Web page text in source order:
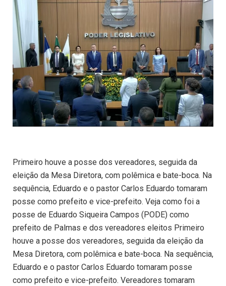
Primeiro houve a posse dos vereadores, seguida da
eleição da Mesa Diretora, com polêmica e bate-boca. Na
sequência, Eduardo e o pastor Carlos Eduardo tomaram
posse como prefeito e vice-prefeito. Veja como foi a
posse de Eduardo Siqueira Campos (PODE) como
prefeito de Palmas e dos vereadores eleitos Primeiro
houve a posse dos vereadores, seguida da eleição da
Mesa Diretora, com polêmica e bate-boca. Na sequência,
Eduardo e o pastor Carlos Eduardo tomaram posse
como prefeito e vice-prefeito. Vereadores tomaram